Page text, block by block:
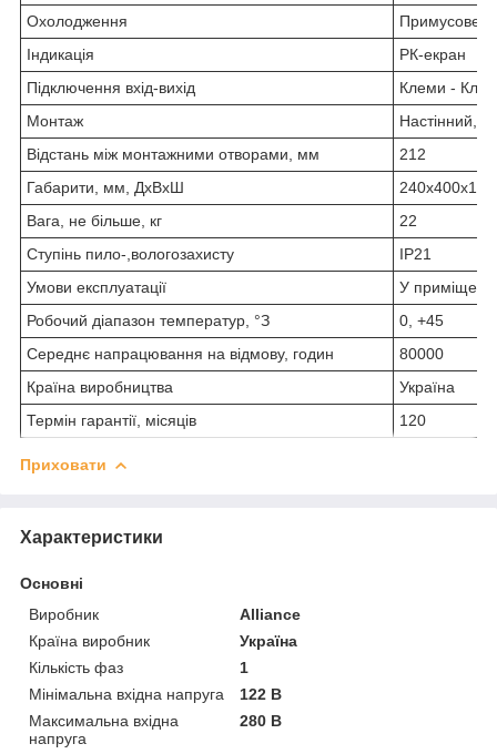
Охолодження
Примусове
Індикація
РК-екран
Підключення вхід-вихід
Клеми -
Монтаж
Настінний,
Відстань між монтажними отворами, мм
212
Габарити, мм, ДхВхШ
240x400x148
Вага, не більше, кг
22
Ступінь пило-,вологозахисту
IP21
Умови експлуатації
У
Робочий діапазон температур, °З
0, +45
Середнє напрацювання на відмову, годин
80000
Країна виробництва
Україна
Термін гарантії, місяців
120
Приховати
Характеристики
Основні
Виробник
Alliance
Країна виробник
Україна
Кількість фаз
1
Мінімальна вхідна напруга
122 В
Максимальна вхідна
напруга
280 В